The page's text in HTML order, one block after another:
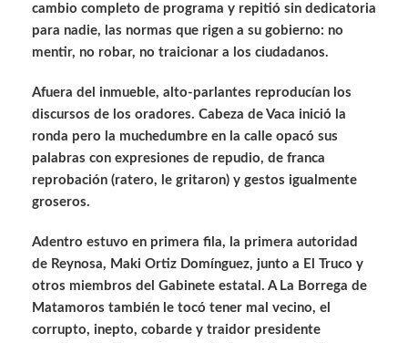
cambio completo de programa y repitió sin dedicatoria
para nadie, las normas que rigen a su gobierno: no
mentir, no robar, no traicionar a los ciudadanos.
Afuera del inmueble, alto-parlantes reproducían los
discursos de los oradores. Cabeza de Vaca inició la
ronda pero la muchedumbre en la calle opacó sus
palabras con expresiones de repudio, de franca
reprobación (ratero, le gritaron) y gestos igualmente
groseros.
Adentro estuvo en primera fila, la primera autoridad
de Reynosa, Maki Ortiz Domínguez, junto a El Truco y
otros miembros del Gabinete estatal. A La Borrega de
Matamoros también le tocó tener mal vecino, el
corrupto, inepto, cobarde y traidor presidente